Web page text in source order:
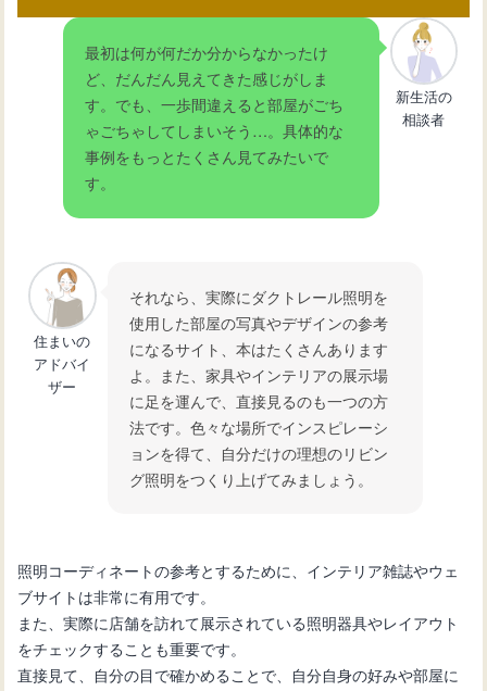
最初は何が何だか分からなかったけ
ど、だんだん見えてきた感じがしま
す。でも、一歩間違えると部屋がごち
ゃごちゃしてしまいそう…。具体的な
事例をもっとたくさん見てみたいで
す。
新生活の
相談者
住まいの
アドバイ
ザー
それなら、実際にダクトレール照明を
使用した部屋の写真やデザインの参考
になるサイト、本はたくさんあります
よ。また、家具やインテリアの展示場
に足を運んで、直接見るのも一つの方
法です。色々な場所でインスピレーシ
ョンを得て、自分だけの理想のリビン
グ照明をつくり上げてみましょう。
照明コーディネートの参考とするために、インテリア雑誌やウェ
ブサイトは非常に有用です。
また、実際に店舗を訪れて展示されている照明器具やレイアウト
をチェックすることも重要です。
直接見て、自分の目で確かめることで、自分自身の好みや部屋に